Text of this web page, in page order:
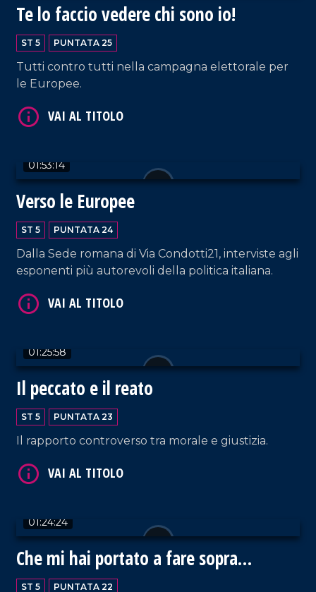
Te lo faccio vedere chi sono io!
ST 5 PUNTATA 25
Tutti contro tutti nella campagna elettorale per
le Europee.
01:53:14
Verso le Europee
ST 5 PUNTATA 24
Dalla Sede romana di Via Condotti21, interviste agli
esponenti più autorevoli della politica italiana.
01:25:58
Il peccato e il reato
ST 5 PUNTATA 23
Il rapporto controverso tra morale e giustizia.
01:24:24
Che mi hai portato a fare sopra
Posillipo
ST 5 PUNTATA 22
VAI AL TITOLO
VAI AL TITOLO
VAI AL TITOLO